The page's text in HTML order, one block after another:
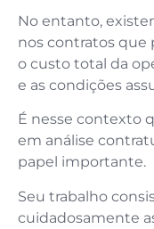
No entanto,
nos contratos
o custo total da
e as condições
É nesse contexto
em análise
papel importante.
Seu trabalho
cuidadosamente